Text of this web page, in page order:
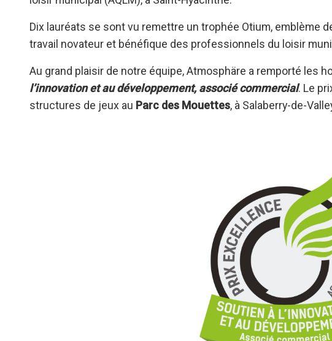
Dix lauréats se sont vu remettre un trophée Otium, emblème
travail novateur et bénéfique des professionnels du loisir
Au grand plaisir de notre équipe, Atmosphäre a remporté les
l’innovation et au développement, associé commercial. Le
structures de jeux au Parc des Mouettes, à Salaberry-de-